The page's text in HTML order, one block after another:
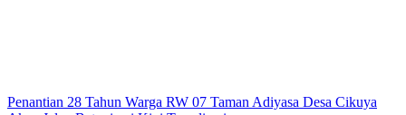
Penantian 28 Tahun Warga RW 07 Taman Adiyasa Desa Cikuya